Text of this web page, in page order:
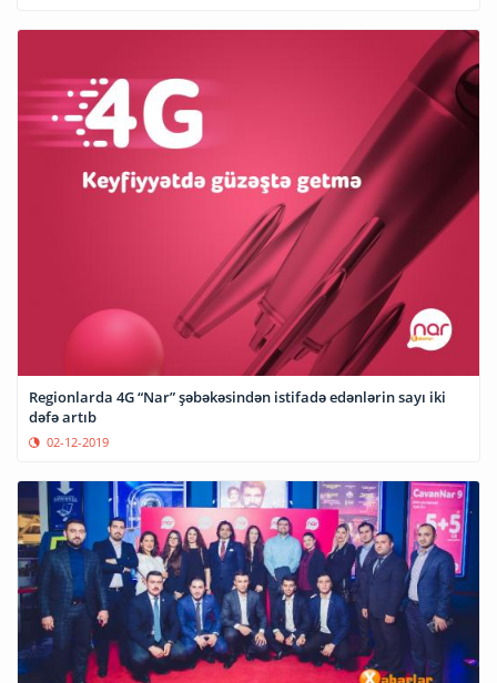
Regionlarda 4G “Nar” şəbəkəsindən istifadə edənlərin sayı iki
dəfə artıb
02-12-2019